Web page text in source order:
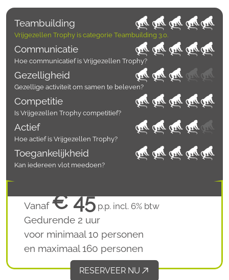
Teambuilding
Vrijgezellen Trophy is categorie Teambuilding 3.0.
Communicatie
Hoe communicatief is Vrijgezellen Trophy?
Gezelligheid
Gezellige activiteit om samen te beleven?
Competitie
Is Vrijgezellen Trophy competitief?
Actief
Hoe actief is Vrijgezellen Trophy?
Toegankelijkheid
Kan iedereen vlot meedoen?
Vanaf€ 45 p.p. incl. 6% btw
Gedurende 2 uur
voor minimaal 10 personen
en maximaal 160 personen
RESERVEER NU